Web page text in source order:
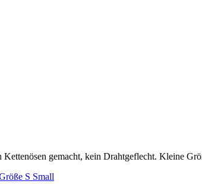
Kettenösen gemacht, kein Drahtgeflecht. Kleine